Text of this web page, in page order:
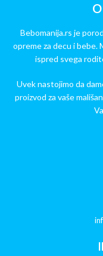
Bebomanija.rs je
opreme za decu i bebe.
ispred svega
Uvek nastojimo da
proizvod za vaše